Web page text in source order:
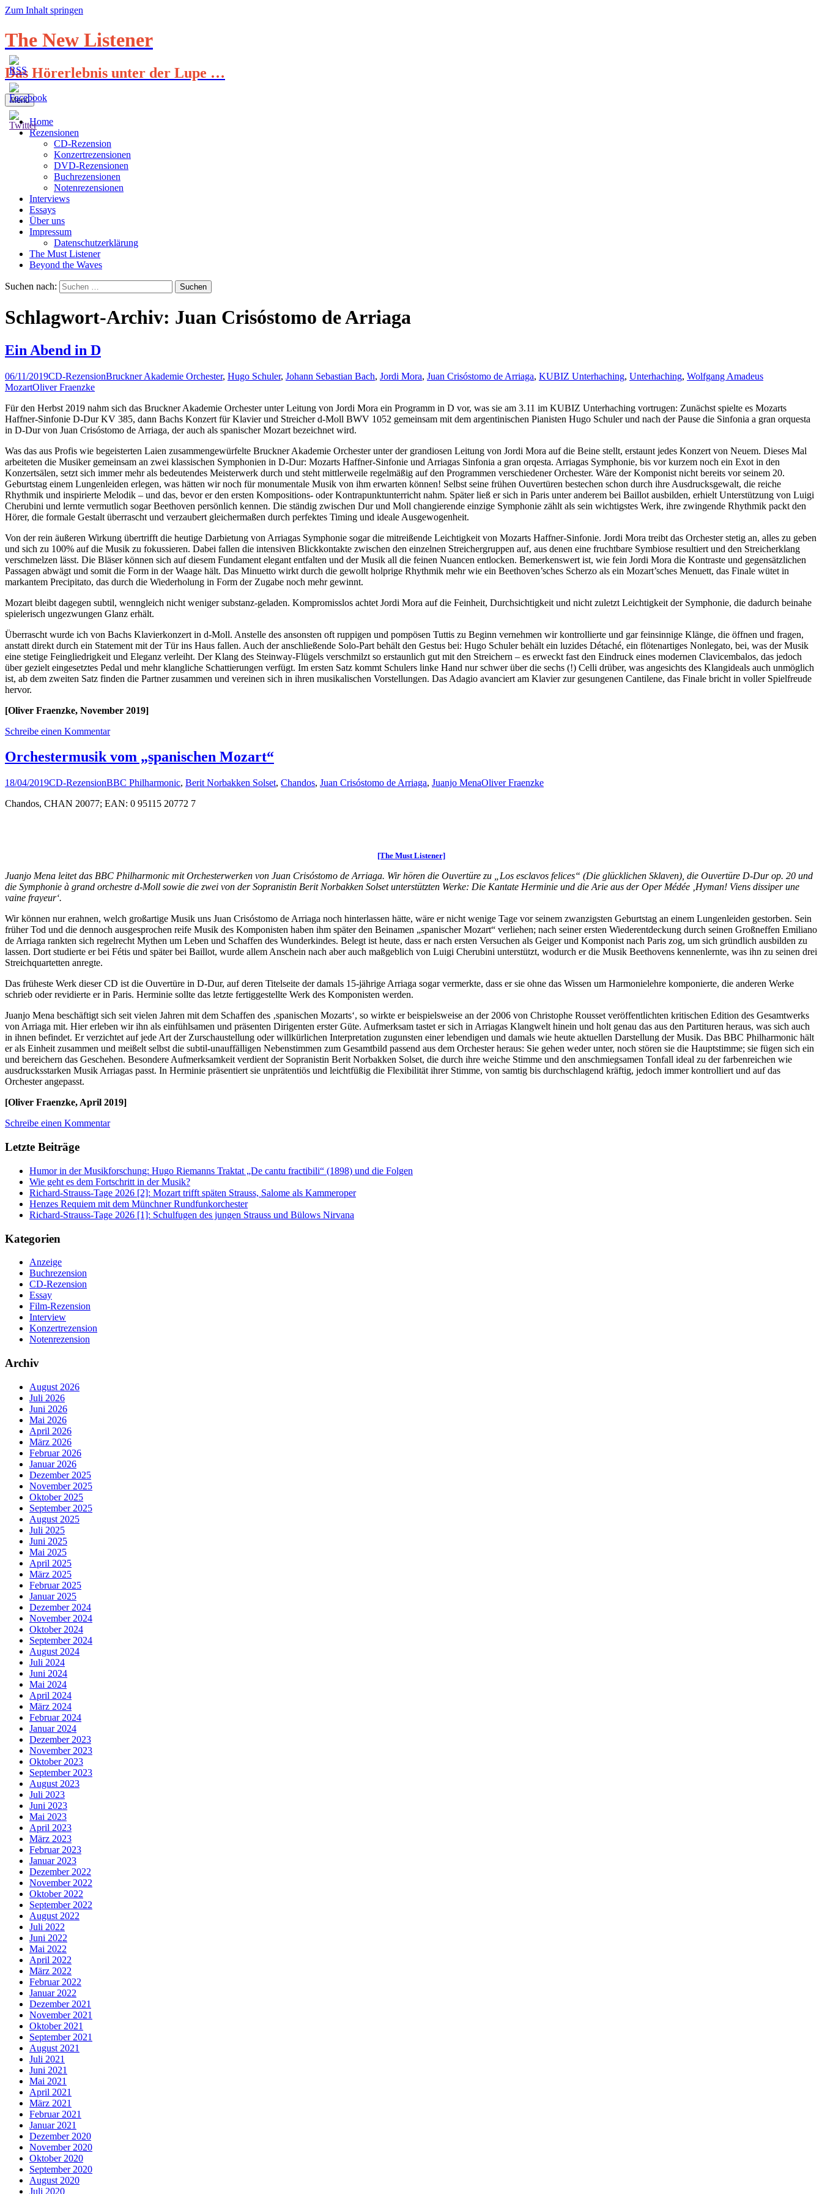
Zum Inhalt springen
The New Listener
Das Hörerlebnis unter der Lupe …
Menü
Home
Rezensionen
CD-Rezension
Konzertrezensionen
DVD-Rezensionen
Buchrezensionen
Notenrezensionen
Interviews
Essays
Über uns
Impressum
Datenschutzerklärung
The Must Listener
Beyond the Waves
Suchen nach:
Schlagwort-Archiv: Juan Crisóstomo de Arriaga
Ein Abend in D
06/11/2019CD-RezensionBruckner Akademie Orchester, Hugo Schuler, Johann Sebastian Bach, Jordi Mora, Juan Crisóstomo de Arriaga, KUBIZ Unterhaching, Unterhaching, Wolfgang Amadeus
MozartOliver Fraenzke
Für den Herbst 2019 nahm sich das Bruckner Akademie Orchester unter Leitung von Jordi Mora ein Programm in D vor, was sie am 3.11 im KUBIZ Unterhaching vortrugen: Zunächst spielte es Mozarts
Haffner-Sinfonie D-Dur KV 385, dann Bachs Konzert für Klavier und Streicher d-Moll BWV 1052 gemeinsam mit dem argentinischen Pianisten Hugo Schuler und nach der Pause die Sinfonia a gran orquesta
in D-Dur von Juan Crisóstomo de Arriaga, der auch als spanischer Mozart bezeichnet wird.
Was das aus Profis wie begeisterten Laien zusammengewürfelte Bruckner Akademie Orchester unter der grandiosen Leitung von Jordi Mora auf die Beine stellt, erstaunt jedes Konzert von Neuem. Dieses Mal
arbeiteten die Musiker gemeinsam an zwei klassischen Symphonien in D-Dur: Mozarts Haffner-Sinfonie und Arriagas Sinfonia a gran orqesta. Arriagas Symphonie, bis vor kurzem noch ein Exot in den
Konzertsälen, setzt sich immer mehr als bedeutendes Meisterwerk durch und steht mittlerweile regelmäßig auf den Programmen verschiedener Orchester. Wäre der Komponist nicht bereits vor seinem 20.
Geburtstag einem Lungenleiden erlegen, was hätten wir noch für monumentale Musik von ihm erwarten können! Selbst seine frühen Ouvertüren bestechen schon durch ihre Ausdrucksgewalt, die reiche
Rhythmik und inspirierte Melodik – und das, bevor er den ersten Kompositions- oder Kontrapunktunterricht nahm. Später ließ er sich in Paris unter anderem bei Baillot ausbilden, erhielt Unterstützung von Luigi
Cherubini und lernte vermutlich sogar Beethoven persönlich kennen. Die ständig zwischen Dur und Moll changierende einzige Symphonie zählt als sein wichtigstes Werk, ihre zwingende Rhythmik packt den
Hörer, die formale Gestalt überrascht und verzaubert gleichermaßen durch perfektes Timing und ideale Ausgewogenheit.
Von der rein äußeren Wirkung übertrifft die heutige Darbietung von Arriagas Symphonie sogar die mitreißende Leichtigkeit von Mozarts Haffner-Sinfonie. Jordi Mora treibt das Orchester stetig an, alles zu geben
und sich zu 100% auf die Musik zu fokussieren. Dabei fallen die intensiven Blickkontakte zwischen den einzelnen Streichergruppen auf, aus denen eine fruchtbare Symbiose resultiert und den Streicherklang
verschmelzen lässt. Die Bläser können sich auf diesem Fundament elegant entfalten und der Musik all die feinen Nuancen entlocken. Bemerkenswert ist, wie fein Jordi Mora die Kontraste und gegensätzlichen
Passagen abwägt und somit die Form in der Waage hält. Das Minuetto wirkt durch die gewollt holprige Rhythmik mehr wie ein Beethoven’sches Scherzo als ein Mozart’sches Menuett, das Finale wütet in
markantem Precipitato, das durch die Wiederholung in Form der Zugabe noch mehr gewinnt.
Mozart bleibt dagegen subtil, wenngleich nicht weniger substanz-geladen. Kompromisslos achtet Jordi Mora auf die Feinheit, Durchsichtigkeit und nicht zuletzt Leichtigkeit der Symphonie, die dadurch beinahe
spielerisch ungezwungen Glanz erhält.
Überrascht wurde ich von Bachs Klavierkonzert in d-Moll. Anstelle des ansonsten oft ruppigen und pompösen Tuttis zu Beginn vernehmen wir kontrollierte und gar feinsinnige Klänge, die öffnen und fragen,
anstatt direkt durch ein Statement mit der Tür ins Haus fallen. Auch der anschließende Solo-Part behält den Gestus bei: Hugo Schuler behält ein luzides Détaché, ein flötenartiges Nonlegato, bei, was der Musik
eine stetige Feingliedrigkeit und Eleganz verleiht. Der Klang des Steinway-Flügels verschmilzt so erstaunlich gut mit den Streichern – es erweckt fast den Eindruck eines modernen Clavicembalos, das jedoch
über gezielt eingesetztes Pedal und mehr klangliche Schattierungen verfügt. Im ersten Satz kommt Schulers linke Hand nur schwer über die sechs (!) Celli drüber, was angesichts des Klangideals auch unmöglich
ist, ab dem zweiten Satz finden die Partner zusammen und vereinen sich in ihren musikalischen Vorstellungen. Das Adagio avanciert am Klavier zur gesungenen Cantilene, das Finale bricht in voller Spielfreude
hervor.
[Oliver Fraenzke, November 2019]
Schreibe einen Kommentar
Orchestermusik vom „spanischen Mozart“
18/04/2019CD-RezensionBBC Philharmonic, Berit Norbakken Solset, Chandos, Juan Crisóstomo de Arriaga, Juanjo MenaOliver Fraenzke
Chandos, CHAN 20077; EAN: 0 95115 20772 7
[The Must Listener]
Juanjo Mena leitet das BBC Philharmonic mit Orchesterwerken von Juan Crisóstomo de Arriaga. Wir hören die Ouvertüre zu „Los esclavos felices“ (Die glücklichen Sklaven), die Ouvertüre D-Dur op. 20 und
die Symphonie à grand orchestre d-Moll sowie die zwei von der Sopranistin Berit Norbakken Solset unterstützten Werke: Die Kantate Herminie und die Arie aus der Oper Médée ‚Hyman! Viens dissiper une
vaine frayeur‘.
Wir können nur erahnen, welch großartige Musik uns Juan Crisóstomo de Arriaga noch hinterlassen hätte, wäre er nicht wenige Tage vor seinem zwanzigsten Geburtstag an einem Lungenleiden gestorben. Sein
früher Tod und die dennoch ausgesprochen reife Musik des Komponisten haben ihm später den Beinamen „spanischer Mozart“ verliehen; nach seiner ersten Wiederentdeckung durch seinen Großneffen Emiliano
de Arriaga rankten sich regelrecht Mythen um Leben und Schaffen des Wunderkindes. Belegt ist heute, dass er nach ersten Versuchen als Geiger und Komponist nach Paris zog, um sich gründlich ausbilden zu
lassen. Dort studierte er bei Fétis und später bei Baillot, wurde allem Anschein nach aber auch maßgeblich von Luigi Cherubini unterstützt, wodurch er die Musik Beethovens kennenlernte, was ihn zu seinen drei
Streichquartetten anregte.
Das früheste Werk dieser CD ist die Ouvertüre in D-Dur, auf deren Titelseite der damals 15-jährige Arriaga sogar vermerkte, dass er sie ohne das Wissen um Harmonielehre komponierte, die anderen Werke
schrieb oder revidierte er in Paris. Herminie sollte das letzte fertiggestellte Werk des Komponisten werden.
Juanjo Mena beschäftigt sich seit vielen Jahren mit dem Schaffen des ‚spanischen Mozarts‘, so wirkte er beispielsweise an der 2006 von Christophe Rousset veröffentlichten kritischen Edition des Gesamtwerks
von Arriaga mit. Hier erleben wir ihn als einfühlsamen und präsenten Dirigenten erster Güte. Aufmerksam tastet er sich in Arriagas Klangwelt hinein und holt genau das aus den Partituren heraus, was sich auch
in ihnen befindet. Er verzichtet auf jede Art der Zurschaustellung oder willkürlichen Interpretation zugunsten einer lebendigen und damals wie heute aktuellen Darstellung der Musik. Das BBC Philharmonic hält
er als Einheit zusammen und meißelt selbst die subtil-unauffälligen Nebenstimmen zum Gesamtbild passend aus dem Orchester heraus: Sie gehen weder unter, noch stören sie die Hauptstimme; sie fügen sich ein
und bereichern das Geschehen. Besondere Aufmerksamkeit verdient der Sopranistin Berit Norbakken Solset, die durch ihre weiche Stimme und den anschmiegsamen Tonfall ideal zu der farbenreichen wie
ausdrucksstarken Musik Arriagas passt. In Herminie präsentiert sie unprätentiös und leichtfüßig die Flexibilität ihrer Stimme, von samtig bis durchschlagend kräftig, jedoch immer kontrolliert und auf das
Orchester angepasst.
[Oliver Fraenzke, April 2019]
Schreibe einen Kommentar
Letzte Beiträge
Humor in der Musikforschung: Hugo Riemanns Traktat „De cantu fractibili“ (1898) und die Folgen
Wie geht es dem Fortschritt in der Musik?
Richard-Strauss-Tage 2026 [2]: Mozart trifft späten Strauss, Salome als Kammeroper
Henzes Requiem mit dem Münchner Rundfunkorchester
Richard-Strauss-Tage 2026 [1]: Schulfugen des jungen Strauss und Bülows Nirvana
Kategorien
Anzeige
Buchrezension
CD-Rezension
Essay
Film-Rezension
Interview
Konzertrezension
Notenrezension
Archiv
August 2026
Juli 2026
Juni 2026
Mai 2026
April 2026
März 2026
Februar 2026
Januar 2026
Dezember 2025
November 2025
Oktober 2025
September 2025
August 2025
Juli 2025
Juni 2025
Mai 2025
April 2025
März 2025
Februar 2025
Januar 2025
Dezember 2024
November 2024
Oktober 2024
September 2024
August 2024
Juli 2024
Juni 2024
Mai 2024
April 2024
März 2024
Februar 2024
Januar 2024
Dezember 2023
November 2023
Oktober 2023
September 2023
August 2023
Juli 2023
Juni 2023
Mai 2023
April 2023
März 2023
Februar 2023
Januar 2023
Dezember 2022
November 2022
Oktober 2022
September 2022
August 2022
Juli 2022
Juni 2022
Mai 2022
April 2022
März 2022
Februar 2022
Januar 2022
Dezember 2021
November 2021
Oktober 2021
September 2021
August 2021
Juli 2021
Juni 2021
Mai 2021
April 2021
März 2021
Februar 2021
Januar 2021
Dezember 2020
November 2020
Oktober 2020
September 2020
August 2020
Juli 2020